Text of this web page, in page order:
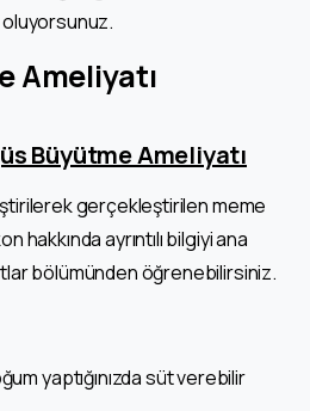
oluyorsunuz.
Ameliyatı
Büyütme Ameliyatı
gerçekleştirilen meme
hakkında ayrıntılı bilgiyi ana
bölümünden öğrenebilirsiniz.
yaptığınızda süt verebilir